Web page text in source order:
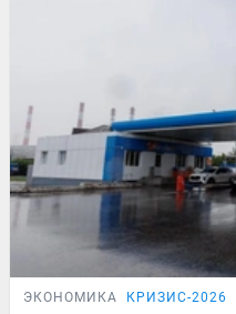
ЭКОНОМИКА КРИЗИС-2026